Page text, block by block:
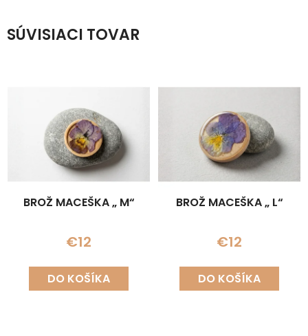
SÚVISIACI TOVAR
BROŽ MACEŠKA „ M“
€12
DO KOŠÍKA
BROŽ MACEŠKA „ L“
€12
DO KOŠÍKA